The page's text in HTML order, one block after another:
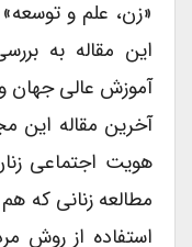
«زن، علم و
این مقاله به
آموزش عالی جهان و
آخرین مقاله این
هویت اجتماعی
مطالعه زنانی که
استفاده از روش